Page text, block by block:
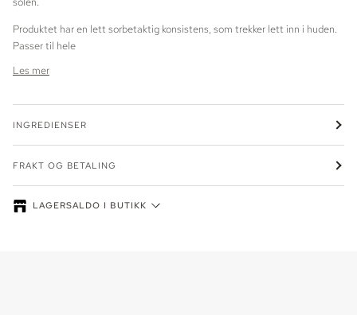
Produktet har en lett sorbetaktig konsistens, som trekker lett inn i huden.
Passer til hele
Les mer
INGREDIENSER
FRAKT OG BETALING
LAGERSALDO I BUTIKK